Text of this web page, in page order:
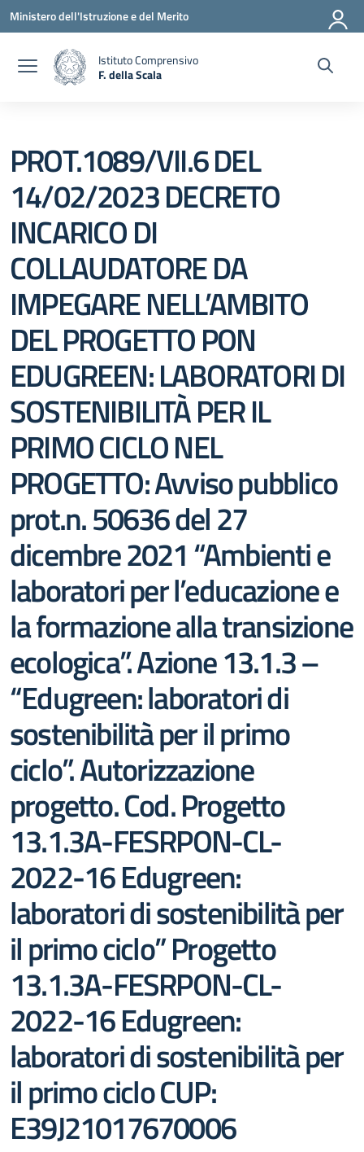
Vai ai contenuti
Vai al menu di navigazione
Vai al footer
Ministero dell'Istruzione e del Merito
Istituto Comprensivo
F. della Scala
PROT.1089/VII.6 DEL
14/02/2023 DECRETO
INCARICO DI
COLLAUDATORE DA
IMPEGARE NELL’AMBITO
DEL PROGETTO PON
EDUGREEN: LABORATORI DI
SOSTENIBILITÀ PER IL
PRIMO CICLO NEL
PROGETTO: Avviso pubblico
prot.n. 50636 del 27
dicembre 2021 “Ambienti e
laboratori per l’educazione e
la formazione alla transizione
ecologica”. Azione 13.1.3 –
“Edugreen: laboratori di
sostenibilità per il primo
ciclo”. Autorizzazione
progetto. Cod. Progetto
13.1.3A-FESRPON-CL-
2022-16 Edugreen:
laboratori di sostenibilità per
il primo ciclo” Progetto
13.1.3A-FESRPON-CL-
2022-16 Edugreen:
laboratori di sostenibilità per
il primo ciclo CUP:
E39J21017670006